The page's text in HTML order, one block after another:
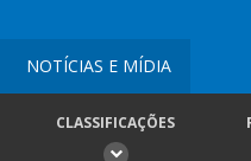
NOTÍCIAS E MÍDIA
CLASSIFICAÇÕES